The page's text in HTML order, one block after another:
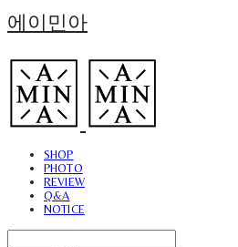
에이민아
SHOP
PHOTO
REVIEW
Q&A
NOTICE